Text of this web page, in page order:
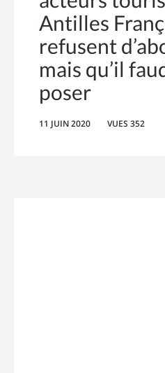
Antilles
refusent
mais qu’il
poser
11 JUIN 2020 VUES 352